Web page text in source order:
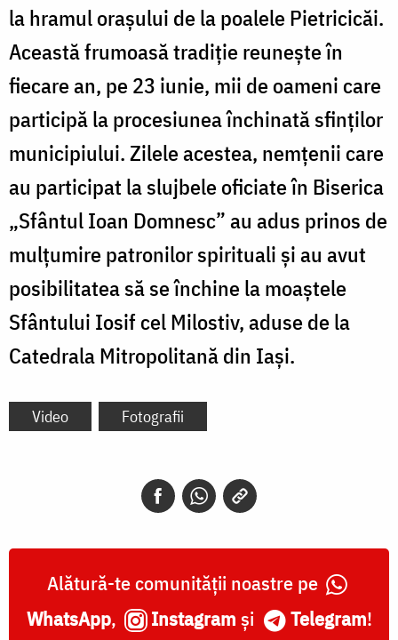
la hramul orașului de la poalele Pietricicăi.
Această frumoasă tradiție reunește în
fiecare an, pe 23 iunie, mii de oameni care
participă la procesiunea închinată sfinților
municipiului. Zilele acestea, nemțenii care
au participat la slujbele oficiate în Biserica
„Sfântul Ioan Domnesc” au adus prinos de
mulțumire patronilor spirituali și au avut
posibilitatea să se închine la moaștele
Sfântului Iosif cel Milostiv, aduse de la
Catedrala Mitropolitană din Iași.
Video Fotografii
Alătură-te comunității noastre pe
WhatsApp, Instagram și Telegram!